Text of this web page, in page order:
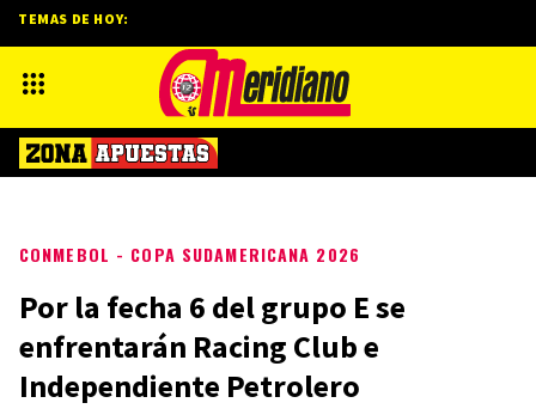
CONMEBOL - COPA SUDAMERICANA 2026
Por la fecha 6 del grupo E se
enfrentarán Racing Club e
Independiente Petrolero
TEMAS DE HOY: